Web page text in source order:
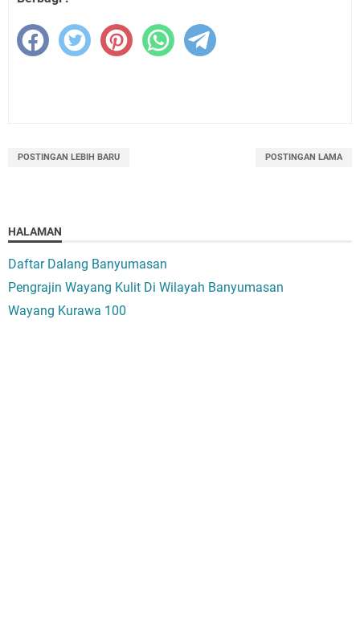
POSTINGAN LEBIH BARU POSTINGAN LAMA
HALAMAN
Daftar Dalang Banyumasan
Pengrajin Wayang Kulit Di Wilayah Banyumasan
Wayang Kurawa 100